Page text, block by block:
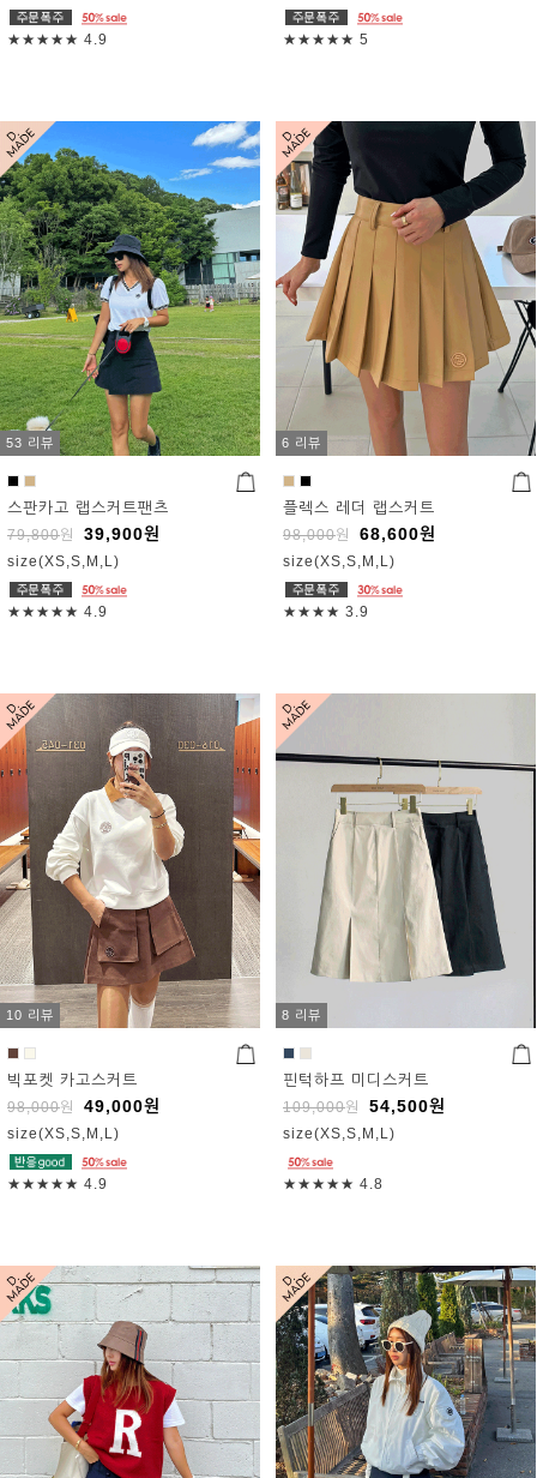
★★★★★ 4.9 ★★★★★ 5
53 리뷰
스판카고 랩스커트팬츠
79,800원 39,900원
size(XS,S,M,L)
★★★★★ 4.9
6 리뷰
플렉스 레더 랩스커트
98,000원 68,600원
size(XS,S,M,L)
★★★★ 3.9
10 리뷰
빅포켓 카고스커트
98,000원 49,000원
size(XS,S,M,L)
★★★★★ 4.9
8 리뷰
핀턱하프 미디스커트
109,000원 54,500원
size(XS,S,M,L)
★★★★★ 4.8